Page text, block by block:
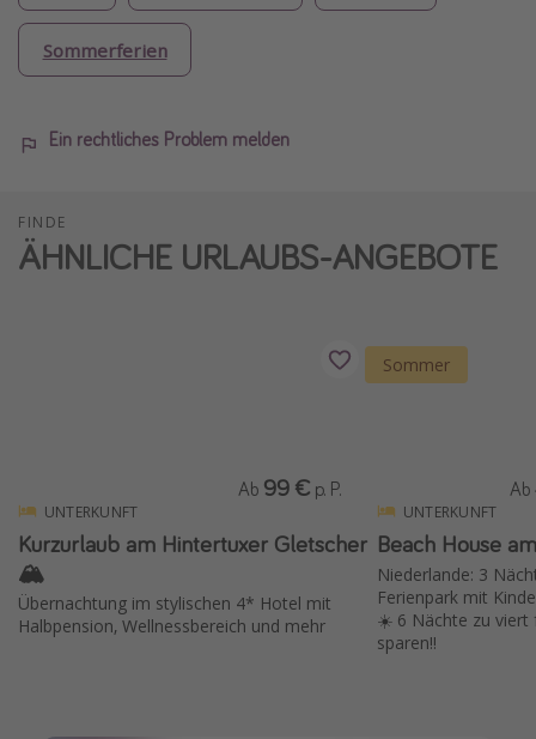
Sommerferien
Ein rechtliches Problem melden
FINDE
ÄHNLICHE URLAUBS-ANGEBOTE
UNTERKUNFT
Kurzurlaub am Hintertuxer Gletscher
🏔️
Übernachtung im stylischen 4* Hotel mit
Halbpension, Wellnessbereich und mehr
Ab 99 € p. P.
Sommer
UNTERKUNFT
Beach House
Niederlande: 3
Ferienpark mit
☀️ 6 Nächte zu viert
sparen!!
Ab